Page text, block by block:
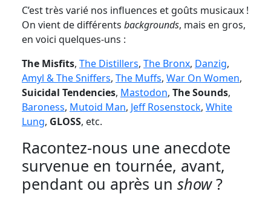
C’est très varié nos influences et goûts musicaux !
On vient de différents backgrounds, mais en gros,
en voici quelques-uns :
The Misfits, The Distillers, The Bronx, Danzig,
Amyl & The Sniffers, The Muffs, War On Women,
Suicidal Tendencies, Mastodon, The Sounds,
Baroness, Mutoid Man, Jeff Rosenstock, White
Lung, GLOSS, etc.
Racontez-nous une anecdote
survenue en tournée, avant,
pendant ou après un show?